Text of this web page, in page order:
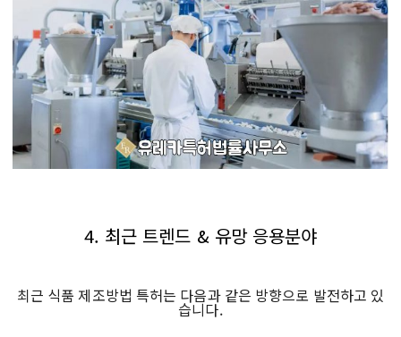
4. 최근 트렌드 & 유망 응용분야
최근 식품 제조방법 특허는 다음과 같은 방향으로 발전하고 있
습니다.